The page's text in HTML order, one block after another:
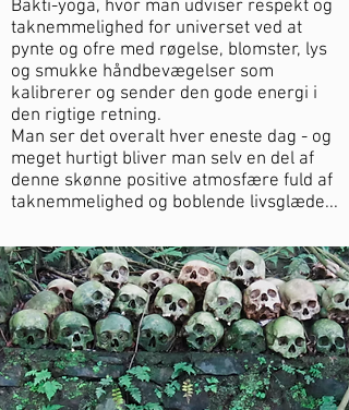
Bakti-yoga, hvor man udviser respekt og
taknemmelighed for universet ved at
pynte og ofre med røgelse, blomster, lys
og smukke håndbevægelser som
kalibrerer og sender den gode energi i
den rigtige retning.
Man ser det overalt hver eneste dag - og
meget hurtigt bliver man selv en del af
denne skønne positive atmosfære fuld af
taknemmelighed og boblende livsglæde...